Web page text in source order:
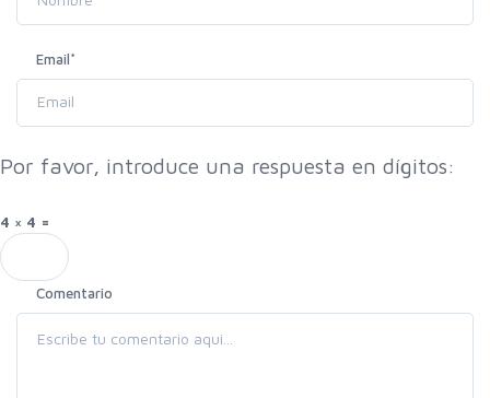
Email*
Por favor, introduce una respuesta en dígitos:
4 × 4 =
Comentario